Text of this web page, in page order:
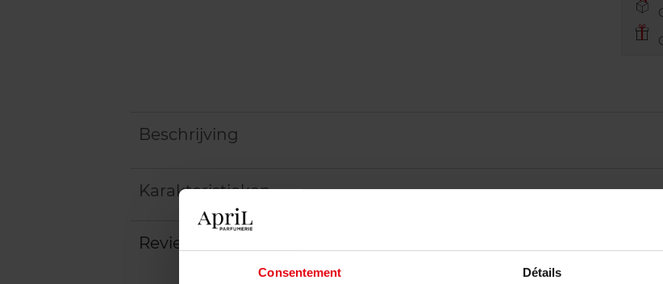
Consentement Détails
Beschrijving
Karakteristieken
Review